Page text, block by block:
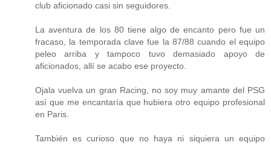
club aficionado casi sin seguidores.
La aventura de los 80 tiene algo de encanto pero fue un
fracaso, la temporada clave fue la 87/88 cuando el equipo
peleo arriba y tampoco tuvo demasiado apoyo de
aficionados, allí se acabo ese proyecto.
Ojala vuelva un gran Racing, no soy muy amante del PSG
así que me encantaría que hubiera otro equipo profesional
en Paris.
También es curioso que no haya ni siquiera un equipo